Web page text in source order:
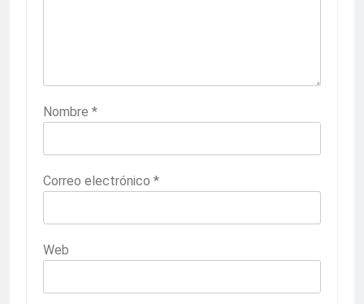
Nombre *
Correo electrónico *
Web